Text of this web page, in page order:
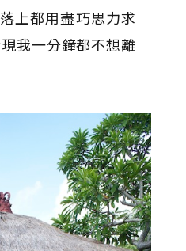
上都用盡巧思力求
我一分鐘都不想離